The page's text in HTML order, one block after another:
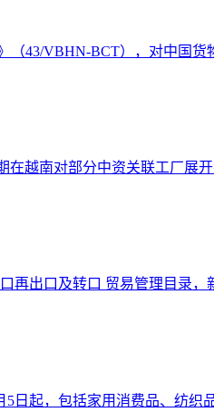
（43/VBHN-BCT），对中国
越南对部分中资关联工厂展
再出口及转口 贸易管理目录，
日起，包括家用消费品、纺织